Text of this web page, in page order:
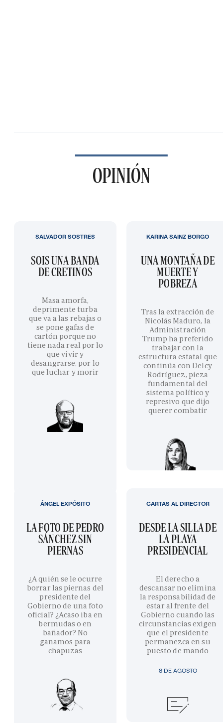
OPINIÓN
SOIS UNA BANDA
DE CRETINOS
Masa amorfa,
deprimente turba
que va a las rebajas o
se pone gafas de
cartón porque no
tiene nada real por lo
que vivir y
desangrarse, por lo
que luchar y morir
SALVADOR SOSTRES
UNA MONTAÑA DE
MUERTE Y
POBREZA
Tras la extracción de
Nicolás Maduro, la
Administración
Trump ha preferido
trabajar con la
estructura estatal que
continúa con Delcy
Rodríguez, pieza
fundamental del
sistema político y
represivo que dijo
querer combatir
KARINA SAINZ BORGO
LA FOTO DE PEDRO
SÁNCHEZ SIN
PIERNAS
¿A quién se le ocurre
borrar las piernas del
presidente del
Gobierno de una foto
oficial? ¿Acaso iba en
bermudas o en
bañador? No
ganamos para
chapuzas
ÁNGEL EXPÓSITO
8 DE AGOSTO
DESDE LA SILLA DE
LA PLAYA
PRESIDENCIAL
El derecho a
descansar no elimina
la responsabilidad de
estar al frente del
Gobierno cuando las
circunstancias exigen
que el presidente
permanezca en su
puesto de mando
CARTAS AL DIRECTOR